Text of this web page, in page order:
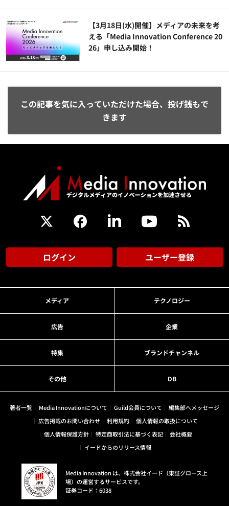
【3月18日(水)開催】メディアの未来を考
える「Media Innovation Conference 20
26」申し込み開始！
この記事を気に入っていただけた場合、投げ銭もで
きます
ログイン ユーザー登録
メディア テクノロジー
広告 企業
特集 ブランドチャンネル
その他 DB
著者一覧 Media Innovationについて Guild会員について
編集部へメッセージ
広告掲載のお問い合わせ
利用規約
個人情報の取扱について
個人情報保護方針
特定商取引法に基づく表記
会社概要
イードからのリリース情報
Media Innovation は、株式会社イード（東証グロース上
場）の運営するサービスです。
証券コード：6038